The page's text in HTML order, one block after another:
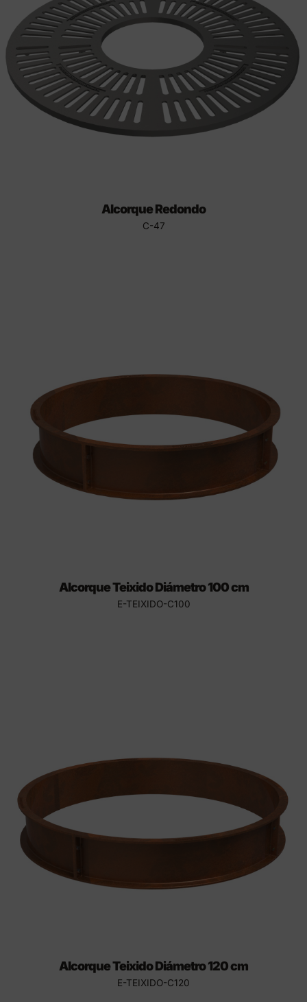
Alcorque Redondo
C-47
Alcorque Teixido Diámetro 100 cm
E-TEIXIDO-C100
Alcorque Teixido Diámetro 120 cm
E-TEIXIDO-C120